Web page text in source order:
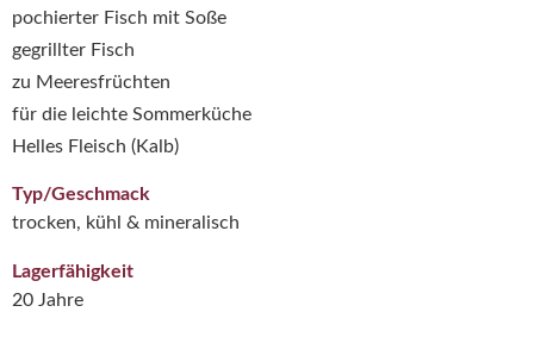
pochierter Fisch mit Soße
gegrillter Fisch
zu Meeresfrüchten
für die leichte Sommerküche
Helles Fleisch (Kalb)
Typ/Geschmack
trocken, kühl & mineralisch
Lagerfähigkeit
20 Jahre